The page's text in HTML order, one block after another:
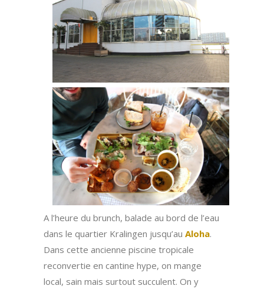
A l’heure du brunch, balade au bord de l’eau
dans le quartier Kralingen jusqu’au Aloha.
Dans cette ancienne piscine tropicale
reconvertie en cantine hype, on mange
local, sain mais surtout succulent. On y